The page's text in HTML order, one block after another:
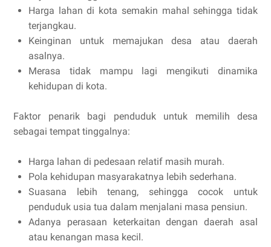
Harga lahan di kota semakin mahal sehingga tidak
terjangkau.
Keinginan untuk memajukan desa atau daerah
asalnya.
Merasa tidak mampu lagi mengikuti dinamika
kehidupan di kota.
Faktor penarik bagi penduduk untuk memilih desa
sebagai tempat tinggalnya:
Harga lahan di pedesaan relatif masih murah.
Pola kehidupan masyarakatnya lebih sederhana.
Suasana lebih tenang, sehingga cocok untuk
penduduk usia tua dalam menjalani masa pensiun.
Adanya perasaan keterkaitan dengan daerah asal
atau kenangan masa kecil.